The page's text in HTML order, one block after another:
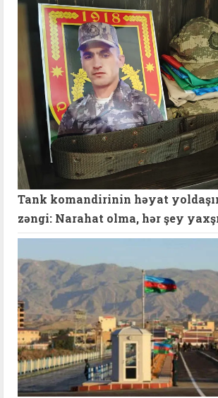
Tank komandirinin həyat
zəngi: Narahat olma, hər şey